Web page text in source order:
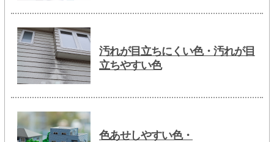
汚れが目立ちにくい色・汚れが目
立ちやすい色
色あせしやすい色・